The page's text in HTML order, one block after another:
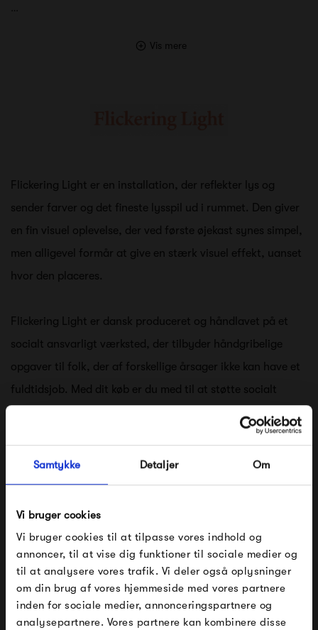
Samtykke Detaljer Om
Vi bruger cookies
Vi bruger cookies til at tilpasse vores indhold og
annoncer, til at vise dig funktioner til sociale medier og
til at analysere vores trafik. Vi deler også oplysninger
om din brug af vores hjemmeside med vores partnere
inden for sociale medier, annonceringspartnere og
analysepartnere. Vores partnere kan kombinere disse
…
Vis mere
Flickering Light er en installation, der reflekter lys og
sender farver og det fineste lysspil ud i rummet. Den giver
en fin visuel oplevelse, der ved første øjekast synes simpel,
men alligevel formår at give en stærk visuel effekt, uanset
hvor den placeres.
Flickering Light er dansk produceret og håndlavet på et
socialt ansvarligt værksted, der tilbyder håndgribelige
opgaver til folk, der af forskellige årsager ikke kan have et
fuldtidsjob. Med dit køb er du med til at støtte socialt
Se alle varer fra Flickering Light
Produkter fra samme kategori
FÅ 10% PÅ DIN NÆSTE ORDRE